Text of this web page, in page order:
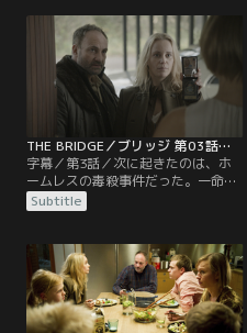
れていた。スウェーデン・マルメ県
警の刑事サーガとデンマーク・コペ
ンハーゲン警察の刑事マーティン
は、共同で捜査を開始する。
THE BRIDGE／ブリッジ 第03話／字幕
字幕／第3話／次に起きたのは、ホ
ームレスの毒殺事件だった。一命を
とりとめた被害者ソニアは、マルメ
の福祉職員ステファンの妹だった
一方、ネットに誘拐されたホームレ
スの男性ビョルンの映像と、彼の命
を救うために選ばれた4人の不動産
王の写真が公開される。
Subtitle